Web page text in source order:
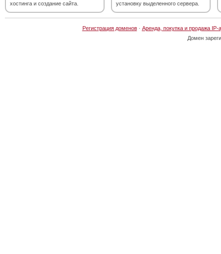
хостинга и создание сайта.
установку выделенного сервера.
Регистрация доменов· Аренда, покупка и продажа IP-
Домен